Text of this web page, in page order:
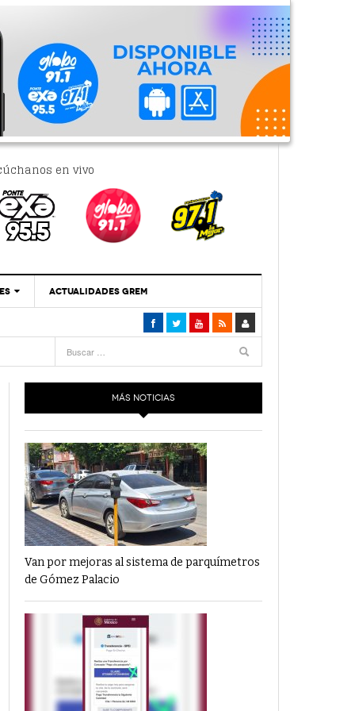
en vivo
‘Se Vale Soñar Con Una Contraloría Ciudadana’
Financiamiento’ Por PC29
‘La Laguna: Bomba De Tiempo Por Falta De
Planeación’ Por PC29- 17 mayo, 2021
‘Las Corrupciones, Sus Formas Y Efectos’ Por
PC29- 7 mayo, 2021
ACTUALIDADES GREM
MÁS NOTICIAS
Van por mejoras al sistema de parquímetros
de Gómez Palacio